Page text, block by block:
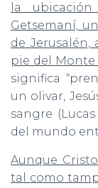
la
Getsemaní,
de Jerusalén,
pie del Monte
significa
un olivar,
sangre
del mundo
Aunque
tal como